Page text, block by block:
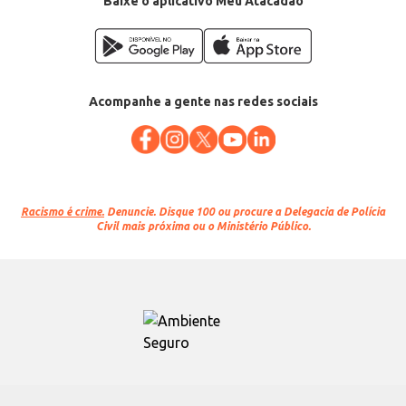
Acompanhe a gente nas redes sociais
Racismo é crime. Denuncie. Disque 100 ou procure a Delegacia de Polícia
Civil mais próxima ou o Ministério Público.